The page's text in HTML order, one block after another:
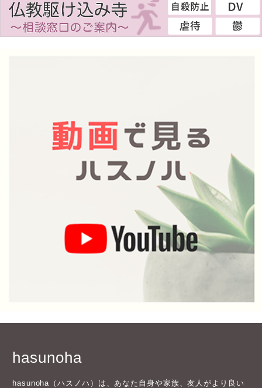
hasunoha
hasunoha（ハスノハ）は、あなた自身や家族、友人がより良い